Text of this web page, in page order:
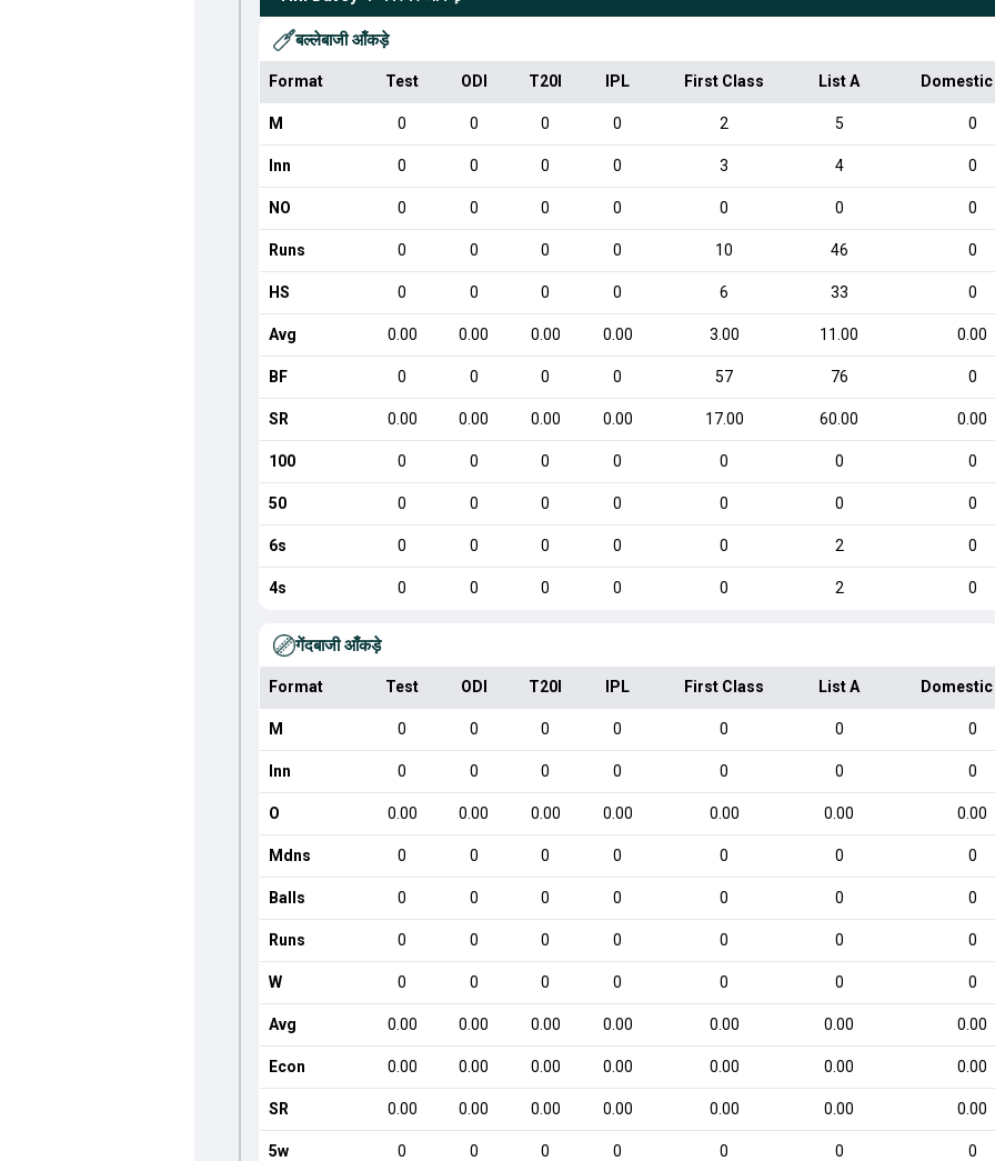
बल्लेबाजी आँकड़े
Format Test ODI T20I IPL First Class List A
M 0 0 0 0 2 5 0
Inn 0 0 0 0 3 4 0
NO 0 0 0 0 0 0 0
Runs 0 0 0 0 10 46 0
HS 0 0 0 0 6 33 0
Avg 0.00 0.00 0.00 0.00 3.00 11.00 0.00
BF 0 0 0 0 57 76 0
SR 0.00 0.00 0.00 0.00 17.00 60.00 0.00
100 0 0 0 0 0 0 0
50 0 0 0 0 0 0 0
6s 0 0 0 0 0 2 0
4s 0 0 0 0 0 2 0
गेंदबाजी आँकड़े
Format Test ODI T20I IPL First Class List A
M 0 0 0 0 0 0 0
Inn 0 0 0 0 0 0 0
O 0.00 0.00 0.00 0.00 0.00 0.00 0.00
Mdns 0 0 0 0 0 0 0
Balls 0 0 0 0 0 0 0
Runs 0 0 0 0 0 0 0
W 0 0 0 0 0 0 0
Avg 0.00 0.00 0.00 0.00 0.00 0.00 0.00
Econ 0.00 0.00 0.00 0.00 0.00 0.00 0.00
SR 0.00 0.00 0.00 0.00 0.00 0.00 0.00
5w 0 0 0 0 0 0 0